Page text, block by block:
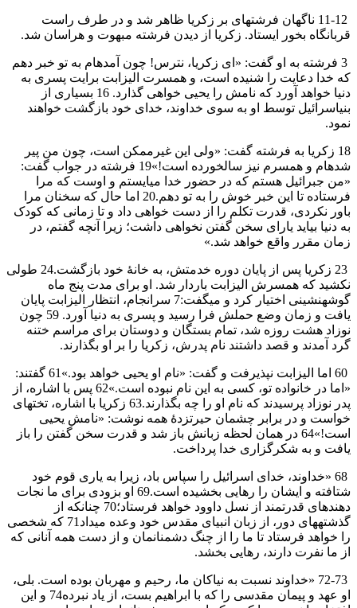
11-12 ناگهان فرشتهای بر زكريا ظاهر شد و در طرف راست
قربانگاه بخور ايستاد. زكريا از ديدن فرشته مبهوت و هراسان شد.
3 فرشته به او گفت: «ای زكريا، نترس! چون آمدهام به تو خبر دهم
كه خدا دعايت را شنيده است، و همسرت اليزابت برايت پسری به
دنیا خواهد آورد كه نامش را يحيی خواهی گذارد. 16 بسياری از
بنیاسرائيل توسط او به سوی خداوند، خدای خود بازگشت خواهند
نمود.
18 زكريا به فرشته گفت: «ولی اين غيرممكن است، چون من پير
شدهام و همسرم نيز سالخورده است!»19 فرشته در جواب گفت:
«من جبرائيل هستم كه در حضور خدا میايستم و اوست كه مرا
فرستاده تا اين خبر خوش را به تو دهم.20 اما حال كه سخنان مرا
باور نكردی، قدرت تكلم را از دست خواهی داد و تا زمانی كه كودک
به دنیا بيايد يارای سخن گفتن نخواهی داشت؛ زيرا آنچه گفتم، در
زمان مقرر واقع خواهد شد.»
23 زكريا پس از پايان دوره خدمتش، به خانهٔ خود بازگشت.24 طولی
نكشيد كه همسرش اليزابت باردار شد. او برای مدت پنج ماه
گوشهنشينی اختيار كرد و میگفت:7 سرانجام، انتظار اليزابت پايان
يافت و زمان وضع حملش فرا رسيد و پسری به دنیا آورد. 59 چون
نوزاد هشت روزه شد، تمام بستگان و دوستان برای مراسم ختنه
گرد آمدند و قصد داشتند نام پدرش، زكريا را بر او بگذارند.
60 اما اليزابت نپذيرفت و گفت: «نام او يحيی خواهد بود.»61 گفتند:
«اما در خانواده تو، كسی به اين نام نبوده است.»62 پس با اشاره، از
پدر نوزاد پرسيدند كه نام او را چه بگذارند.63 زكريا با اشاره، تختهای
خواست و در برابر چشمان حيرتزدهٔ همه نوشت: «نامش يحيی
است!»64 در همان لحظه زبانش باز شد و قدرت سخن گفتن را باز
يافت و به شكرگزاری خدا پرداخت.
68 «خداوند، خدای اسرائيل را سپاس باد، زيرا به ياری قوم خود
شتافته و ايشان را رهايی بخشيده است.69 او بزودی برای ما نجات
دهندهای قدرتمند از نسل داوود خواهد فرستاد؛70 چنانكه از
گذشتههای دور، از زبان انبيای مقدس خود وعده میداد71 كه شخصی
را خواهد فرستاد تا ما را از چنگ دشمنانمان و از دست همه آنانی كه
از ما نفرت دارند، رهايی بخشد.
72-73 «خداوند نسبت به نياكان ما، رحيم و مهربان بوده است. بلی،
او عهد و پيمان مقدسی را كه با ابراهيم بست، از ياد نبرده74 و اين